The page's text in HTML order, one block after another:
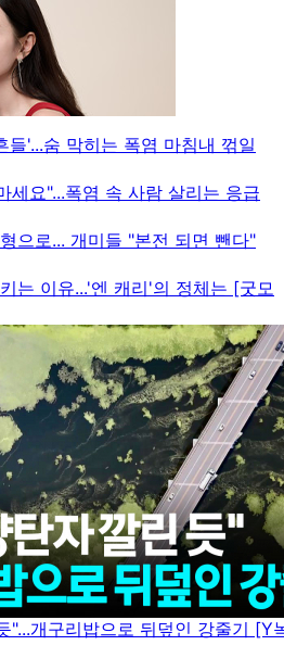
들'...숨 막히는 폭염 마침내 꺾일
세요"...폭염 속 사람 살리는 응급
으로... 개미들 "본전 되면 뺀다"
는 이유...'엔 캐리'의 정체는 [굿모
"...개구리밥으로 뒤덮인 강줄기 [Y